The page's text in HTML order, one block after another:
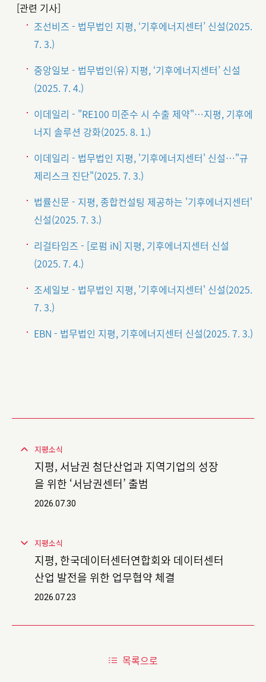
[관련 기사]
조선비즈 - 법무법인 지평, ‘기후에너지센터’ 신설(2025.
7. 3.)
중앙일보 - 법무법인(유) 지평, ‘기후에너지센터’ 신설
(2025. 7. 4.)
이데일리 - "RE100 미준수 시 수출 제약"…지평, 기후에
너지 솔루션 강화(2025. 8. 1.)
이데일리 - 법무법인 지평, '기후에너지센터' 신설…"규
제리스크 진단"(2025. 7. 3.)
법률신문 - 지평, 종합컨설팅 제공하는 '기후에너지센터'
신설(2025. 7. 3.)
리걸타임즈 - [로펌 iN] 지평, 기후에너지센터 신설
(2025. 7. 4.)
조세일보 - 법무법인 지평, '기후에너지센터' 신설(2025.
7. 3.)
EBN - 법무법인 지평, 기후에너지센터 신설(2025. 7. 3.)
지평소식
지평, 서남권 첨단산업과 지역기업의 성장
을 위한 ‘서남권센터’ 출범
2026.07.30
지평소식
지평, 한국데이터센터연합회와 데이터센터
산업 발전을 위한 업무협약 체결
2026.07.23
목록으로